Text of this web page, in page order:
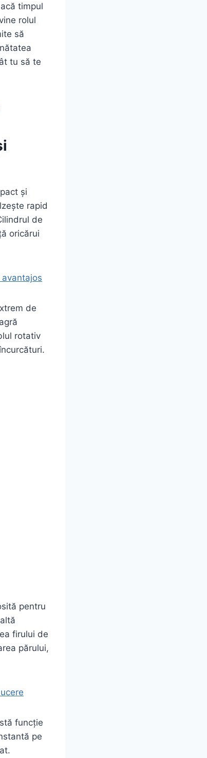
timpul
rolul
să
tu să te
și
rapid
de
oricărui
de
rotativ
pentru
firului de
părului,
funcție
pe